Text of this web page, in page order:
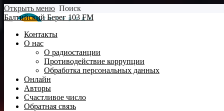
Открыть меню Поиск
Балтийский Берег 103 FM
Контакты
О нас
О радиостанции
Противодействие коррупции
Обработка персональных данных
Онлайн
Авторы
Счастливое число
Обратная связь